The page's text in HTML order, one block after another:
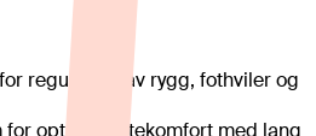
regulering av rygg, fothviler og
for optimal sittekomfort med lang